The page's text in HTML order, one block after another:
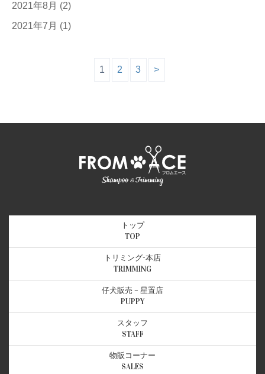
2021年8月 (2)
2021年7月 (1)
1 2 3 >
TOP
トップ
TRIMMING
トリミング-本店
PUPPY
仔犬販売 – 星置店
STAFF
スタッフ
SALES
物販コーナー